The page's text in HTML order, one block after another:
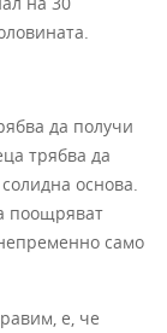
да получи
трябва да
основа.
поощряват
само
е, че